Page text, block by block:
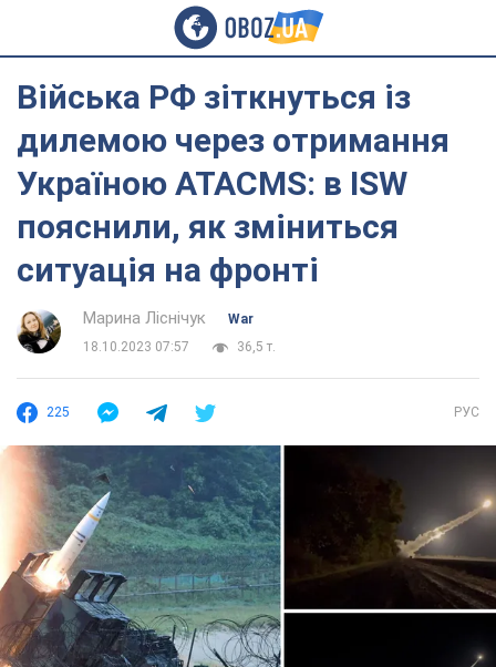
Війська РФ зіткнуться із
дилемою через отримання
Україною ATACMS: в ISW
пояснили, як зміниться
ситуація на фронті
Марина Ліснічук
War
18.10.2023 07:57
36,5 т.
225 РУС